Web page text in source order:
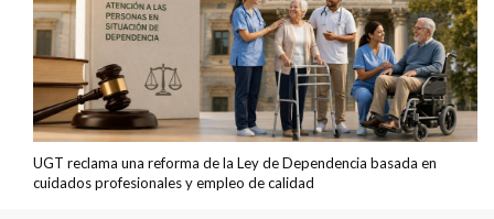
UGT reclama una reforma de la Ley de Dependencia basada en
cuidados profesionales y empleo de calidad